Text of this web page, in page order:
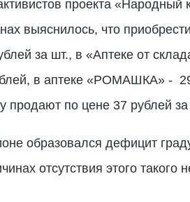
проекта «Народный
выяснилось, что
за шт., в «Аптеке от
в аптеке «РОМАШКА» -
по цене 37 рублей за
образовался дефицит
отсутствия этого